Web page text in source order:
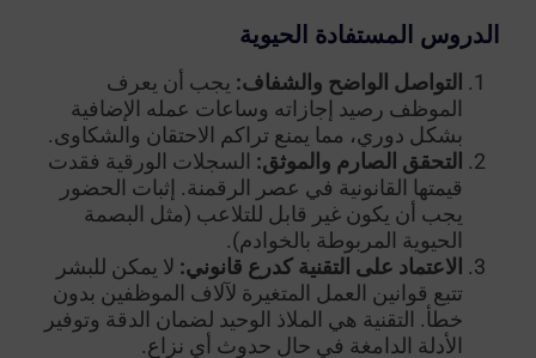
الدروس المستفادة الحيوية
التواصل الواضح والشفاف: يجب أن يعرف
الموظف رصيد إجازاته وساعات عمله الإضافية
بشكل دوري، مما يمنع تراكم الاحتقان والشكاوى.
التحقق الصارم والموثق: السجلات الورقية فقدت
قيمتها القانونية في عصر الرقمنة. إثبات الحضور
يجب أن يكون غير قابل للتلاعب (مثل البصمة
الحيوية المربوطة بالخوادم).
الاعتماد على التقنية كدرع قانوني: لا يمكن للبشر
تتبع قوانين العمل المتغيرة لآلاف الموظفين بدون
خطأ. التقنية هي الملاذ الوحيد لضمان الدقة وتوفير
الأدلة الدامغة في حال حدوث أي نزاع.